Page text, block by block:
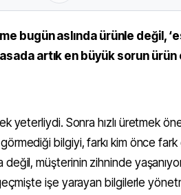
bugün aslında ürünle değil,
artık en büyük sorun
yeterliydi. Sonra hızlı üretmek
bilgiyi, farkı kim önce
müşterinin zihninde
işe yarayan bilgilerle